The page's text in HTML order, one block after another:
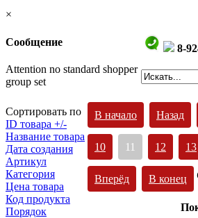
8-
×
Сообщение
Attention no standard shopper
group set
Сортировать по
ID товара +/-
Название товара
Дата создания
Артикул
Категория
Цена товара
Код продукта
Порядок
В начало Назад
10 11 12 13
Вперёд В конец